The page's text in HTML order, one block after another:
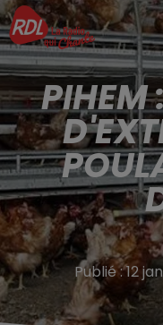
PIHEM
Publié : 12